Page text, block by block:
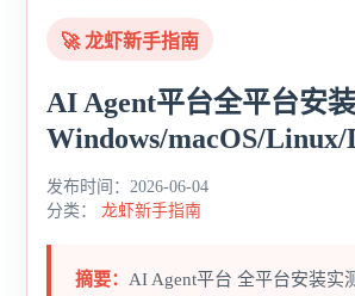
🚀 龙虾新手指南
AI Agent平台全平台安装
Windows/macOS/
发布时间：2026-06-04
分类： 龙虾新手指南
摘要： AI Agent平台 全平台安装实